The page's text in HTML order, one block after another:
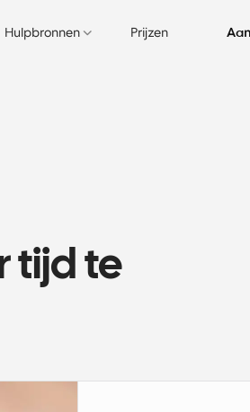
Hulpbronnen Prijzen
tijd te